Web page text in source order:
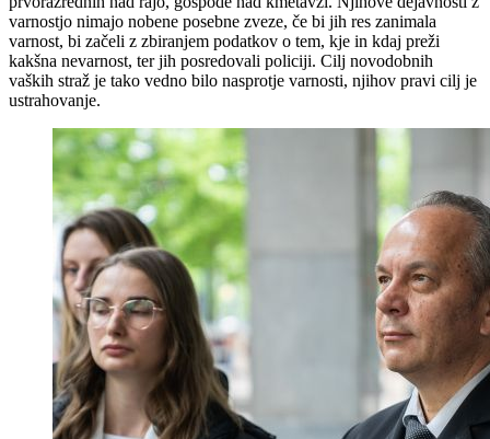
varnostjo nimajo nobene posebne zveze, če bi jih res zanimala
varnost, bi začeli z zbiranjem podatkov o tem, kje in kdaj preži
kakšna nevarnost, ter jih posredovali policiji. Cilj novodobnih
vaških straž je tako vedno bilo nasprotje varnosti, njihov pravi cilj je
ustrahovanje.